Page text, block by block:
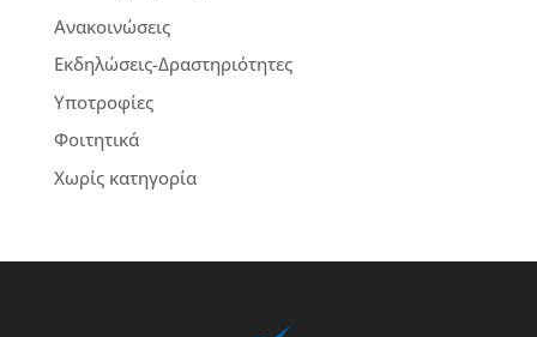
Ανακοινώσεις
Εκδηλώσεις-Δραστηριότητες
Υποτροφίες
Φοιτητικά
Χωρίς κατηγορία